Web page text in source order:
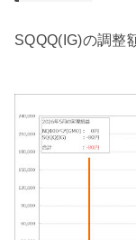
SQQQ(IG)の調整